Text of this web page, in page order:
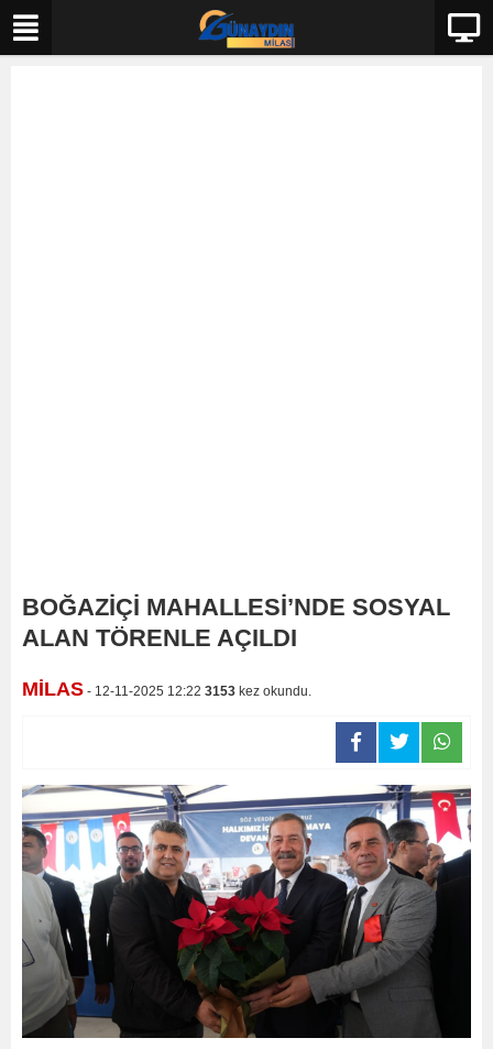
BOĞAZİÇİ MAHALLESİ’NDE SOSYAL
ALAN TÖRENLE AÇILDI
MİLAS - 12-11-2025 12:22 3153 kez okundu.